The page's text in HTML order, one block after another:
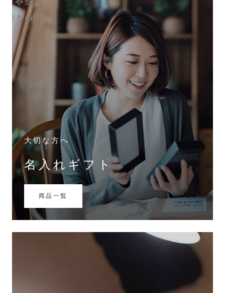
大切な方へ
名入れギフト
商品一覧